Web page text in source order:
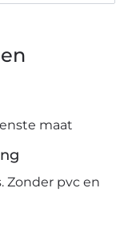
maat
Zonder pvc en